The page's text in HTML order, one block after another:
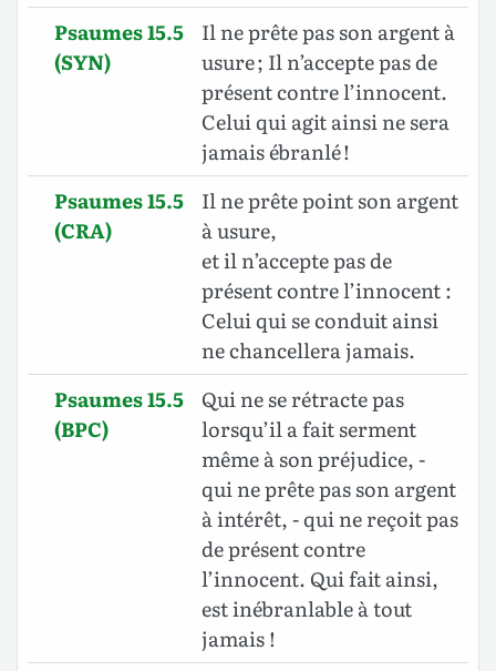
Psaumes 15.5
(SYN)
Il ne prête pas son argent à
usure ; Il n’accepte pas de
présent contre l’innocent.
Celui qui agit ainsi ne sera
jamais ébranlé !
Psaumes 15.5
(CRA)
Il ne prête point son argent
à usure,
et il n’accepte pas de
présent contre l’innocent :
Celui qui se conduit ainsi
ne chancellera jamais.
Psaumes 15.5
(BPC)
Qui ne se rétracte pas
lorsqu’il a fait serment
même à son préjudice, -
qui ne prête pas son argent
à intérêt, - qui ne reçoit pas
de présent contre
l’innocent. Qui fait ainsi,
est inébranlable à tout
jamais !